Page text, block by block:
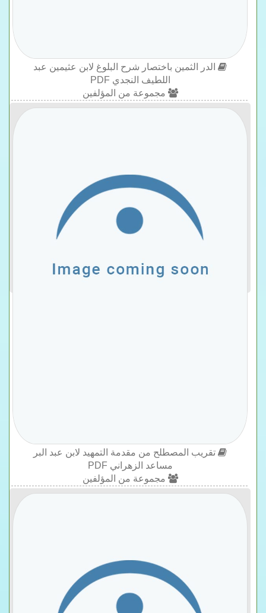
الدر الثمين باختصار شرح البلوغ لابن عثيمين عبد
اللطيف النجدي PDF
مجموعة من المؤلفين
تقريب المصطلح من مقدمة التمهيد لابن عبد البر
مساعد الزهراني PDF
مجموعة من المؤلفين